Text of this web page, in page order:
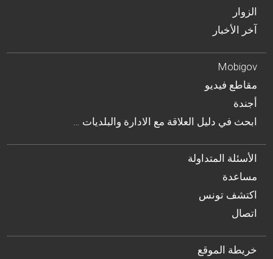
الزوار
آخر الأخبار
Mobigov
مقاطع فيديو
أجندة
… ابحث في دليل العلاقة مع الادارة والبلديات
الأسئلة المتداولة
مساعدة
اكتشف تونس
اتصال
خريطة الموقع